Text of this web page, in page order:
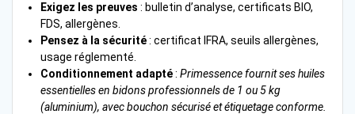
Exigez les preuves : bulletin d’analyse, certificats BIO,
FDS, allergènes.
Pensez à la sécurité: certificat IFRA, seuils allergènes,
usage réglementé.
Conditionnement adapté: Primessence fournit ses huiles
essentielles en bidons professionnels de 1 ou 5 kg
(aluminium), avec bouchon sécurisé et étiquetage conforme.